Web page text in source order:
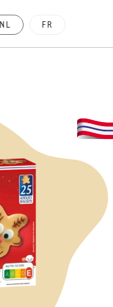
NL FR